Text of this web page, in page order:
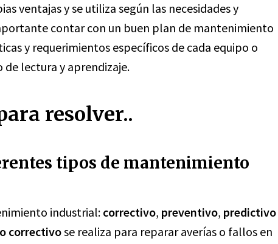
ventajas y se utiliza según las necesidades y
contar con un buen plan de mantenimiento
y requerimientos específicos de cada equipo o
lectura y aprendizaje.
resolver..
tipos de mantenimiento
industrial: correctivo, preventivo, predictivo
correctivose realiza para reparar averías o fallos en